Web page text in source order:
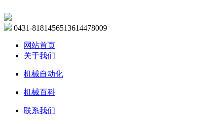
0431-8181456513614478009
网站首页
关于我们
机械自动化
机械百科
联系我们